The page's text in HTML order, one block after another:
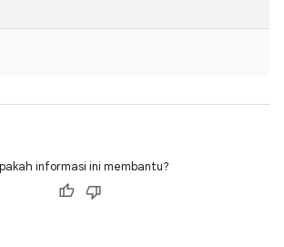
informasi ini membantu?